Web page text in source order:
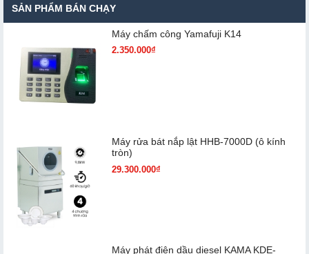
SẢN PHẨM BÁN CHẠY
Máy chấm cô​ng Yamafuji K14
2.350.000₫
Máy rửa bát nắp lật HHB-7000D (ô kính
tròn)
29.300.000₫
Máy phát điện dầu diesel KAMA KDE-